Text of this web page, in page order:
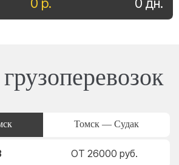
Томск — Судак
ОТ 26000 руб.